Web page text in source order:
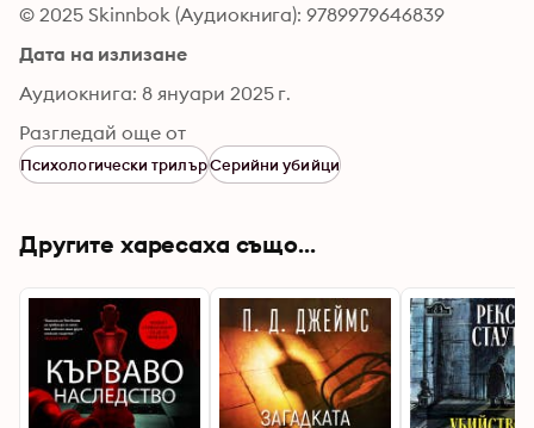
© 2025 Skinnbok (Аудиокнига): 9789979646839
Дата на излизане
Аудиокнига: 8 януари 2025 г.
Разгледай още от
Психологически трилърСерийни убийци
Другите харесаха също...